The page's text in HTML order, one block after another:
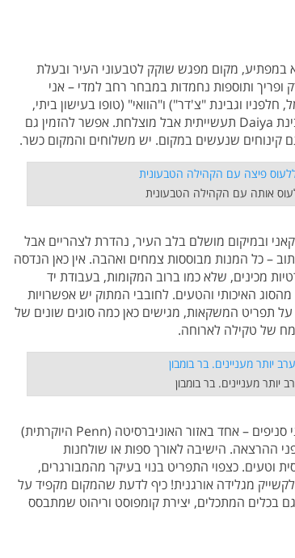
במפתיע, מקום מפגש שוקק לטבעוני העיר ובעלת
ופריך ותוספות נחמדות במבחר רחב למדי – אני
וגבינת "צ'דר") ו"הוואי" (טופו בעישון ביתי,
אננס צלוי ובצל ירוק). הגבינה על הפיצה היא גבינת Daiya תעשייתית אבל מוצלחת. אפשר להזמין גם
קינוחים שנעשים במקום. יש משלוחים והמקום כשר.
אותה עם הקהילה הטבעונית
ובמיקום מושלם בלב העיר, נהדרת לצהריים אבל
– כל המנות מבוססות צמחים ואהבה. אין כאן הנדסה
מכינים, שלא כמו ברוב המקומות, בעבודת יד
האיכותי והטעים. לחובבי המתוק יש אפשרויות
על תפריט המשקאות, מגישים כאן כמה סוגים שונים של
של טקילה לארוחה.
יותר מעניינים. בר בומבון
מזללה טבעונית עם שיק ואידיאולוגיה, בעלת שני סניפים – אחד באזור האוניברסיטה (Penn היוקרתית)
ההרצאה. הישיבה לאורך ספות או שולחנות
וטעים. כצפוי התפריט בנוי בעיקר מהמבורגרים,
מגלידה אורגנית! כיף לדעת שהמקום מקפיד על
בכלים המתכלים, יצירת קומפוסט וריהוט שמתבסס